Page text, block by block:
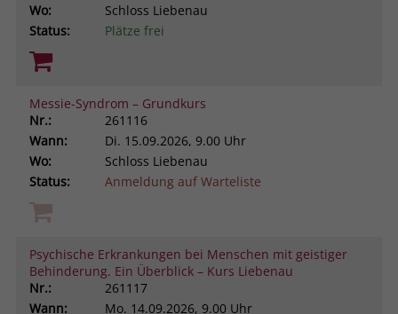
Wo:
Schloss Liebenau
Status:
Plätze frei
Messie-Syndrom – Grundkurs
Nr.:
261116
Wann:
Di. 15.09.2026, 9.00 Uhr
Wo:
Schloss Liebenau
Status:
Anmeldung auf Warteliste
Psychische Erkrankungen bei Menschen mit geistiger
Behinderung. Ein Überblick – Kurs Liebenau
Nr.:
261117
Wann:
Mo. 14.09.2026, 9.00 Uhr